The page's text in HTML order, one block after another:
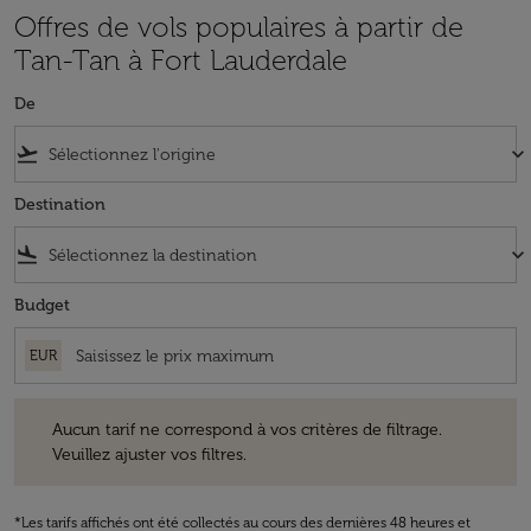
Offres de vols populaires à partir de
Tan-Tan à Fort Lauderdale
De
flight_takeoff keyboard_arrow_down
Destination
flight_land keyboard_arrow_down
Budget
EUR
Aucun tarif ne correspond à vos critères de filtrage.
Veuillez ajuster vos filtres.
*Les tarifs affichés ont été collectés au cours des dernières 48 heures et